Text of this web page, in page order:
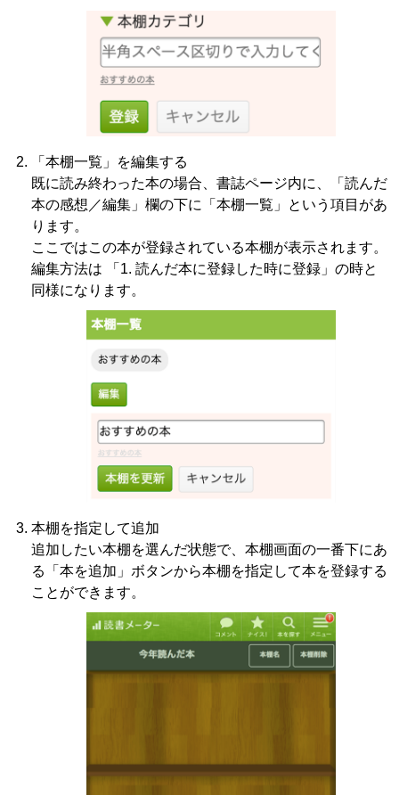
「本棚一覧」を編集する
既に読み終わった本の場合、書誌ページ内に、「読んだ
本の感想／編集」欄の下に「本棚一覧」という項目があ
ります。
ここではこの本が登録されている本棚が表示されます。
編集方法は 「1. 読んだ本に登録した時に登録」の時と
同様になります。
本棚を指定して追加
追加したい本棚を選んだ状態で、本棚画面の一番下にあ
る「本を追加」ボタンから本棚を指定して本を登録する
ことができます。